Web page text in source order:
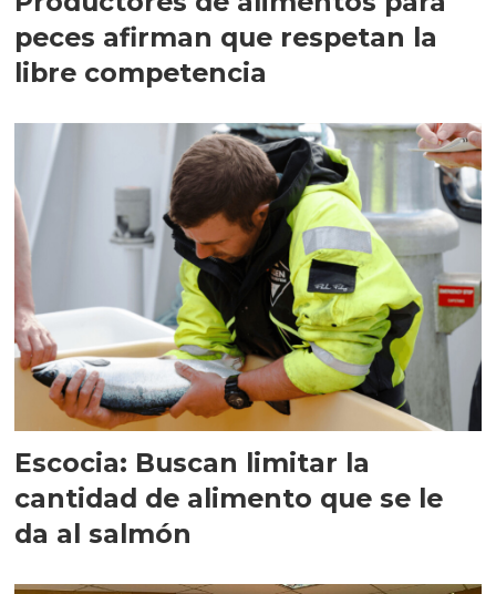
peces afirman que respetan la
libre competencia
Escocia: Buscan limitar la
cantidad de alimento que se le
da al salmón